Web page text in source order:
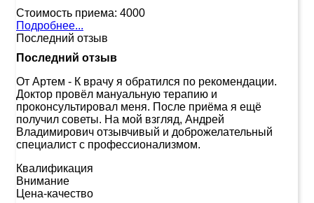
Стоимость приема: 4000
Подробнее...
Последний отзыв
Последний отзыв
От Артем - К врачу я обратился по рекомендации.
Доктор провёл мануальную терапию и
проконсультировал меня. После приёма я ещё
получил советы. На мой взгляд, Андрей
Владимирович отзывчивый и доброжелательный
специалист с профессионализмом.
Квалификация
Внимание
Цена-качество